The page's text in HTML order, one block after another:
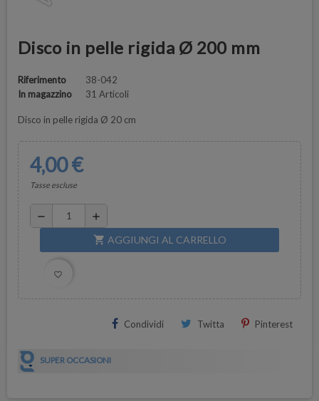
Disco in pelle rigida Ø 200 mm
Riferimento
38-042
In magazzino
31 Articoli
Disco in pelle rigida Ø 20 cm
4,00 €
Tasse escluse
remove add
shopping_cart AGGIUNGI AL CARRELLO
favorite_border
Condividi Twitta Pinterest
SUPER OCCASIONI